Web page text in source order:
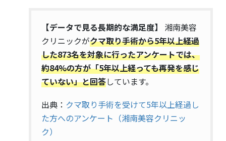
【データで見る長期的な満足度】
湘南美容
クリニックがクマ取り手術から5年以上経過
した873名を対象に行ったアンケートでは、
約84%の方が「5年以上経っても再発を感じ
ていない」と回答しています。
出典： クマ取り手術を受けて5年以上経過し
た方へのアンケート（湘南美容クリニッ
ク）